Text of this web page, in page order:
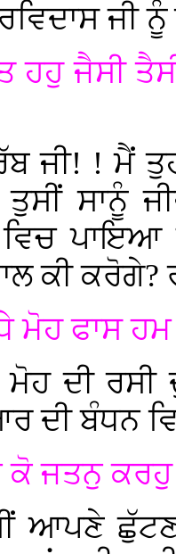
ਰਵਿਦਾਸ
ਹਹੁ ਜੈਸੀ
ਜੀ! ! ਮੈਂ
ਤੁਸੀਂ ਸਾਨੂੰ
ਵਿਚ
ਕੀ ਕਰੋਗੇ?
ਮੋਹ ਫਾਸ
ਦੀ ਰਸੀ
ਦੀ ਬੰਧਨ
ਜਤਨੁ
ਆਪਣੇ ਛੁੱਟਣ